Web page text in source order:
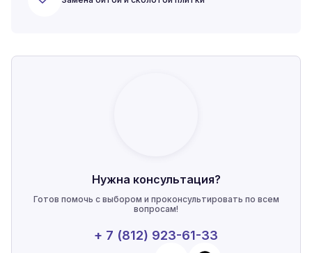
Нужна консультация?
Готов помочь с выбором и проконсультировать по всем
вопросам!
+ 7 (812) 923-61-33